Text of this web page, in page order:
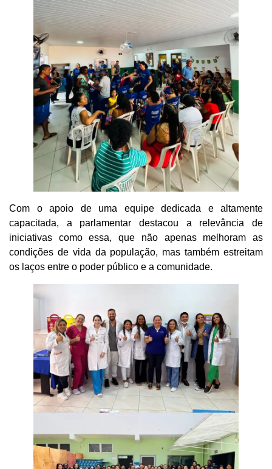
Com o apoio de uma equipe dedicada e altamente
capacitada, a parlamentar destacou a relevância de
iniciativas como essa, que não apenas melhoram as
condições de vida da população, mas também estreitam
os laços entre o poder público e a comunidade.